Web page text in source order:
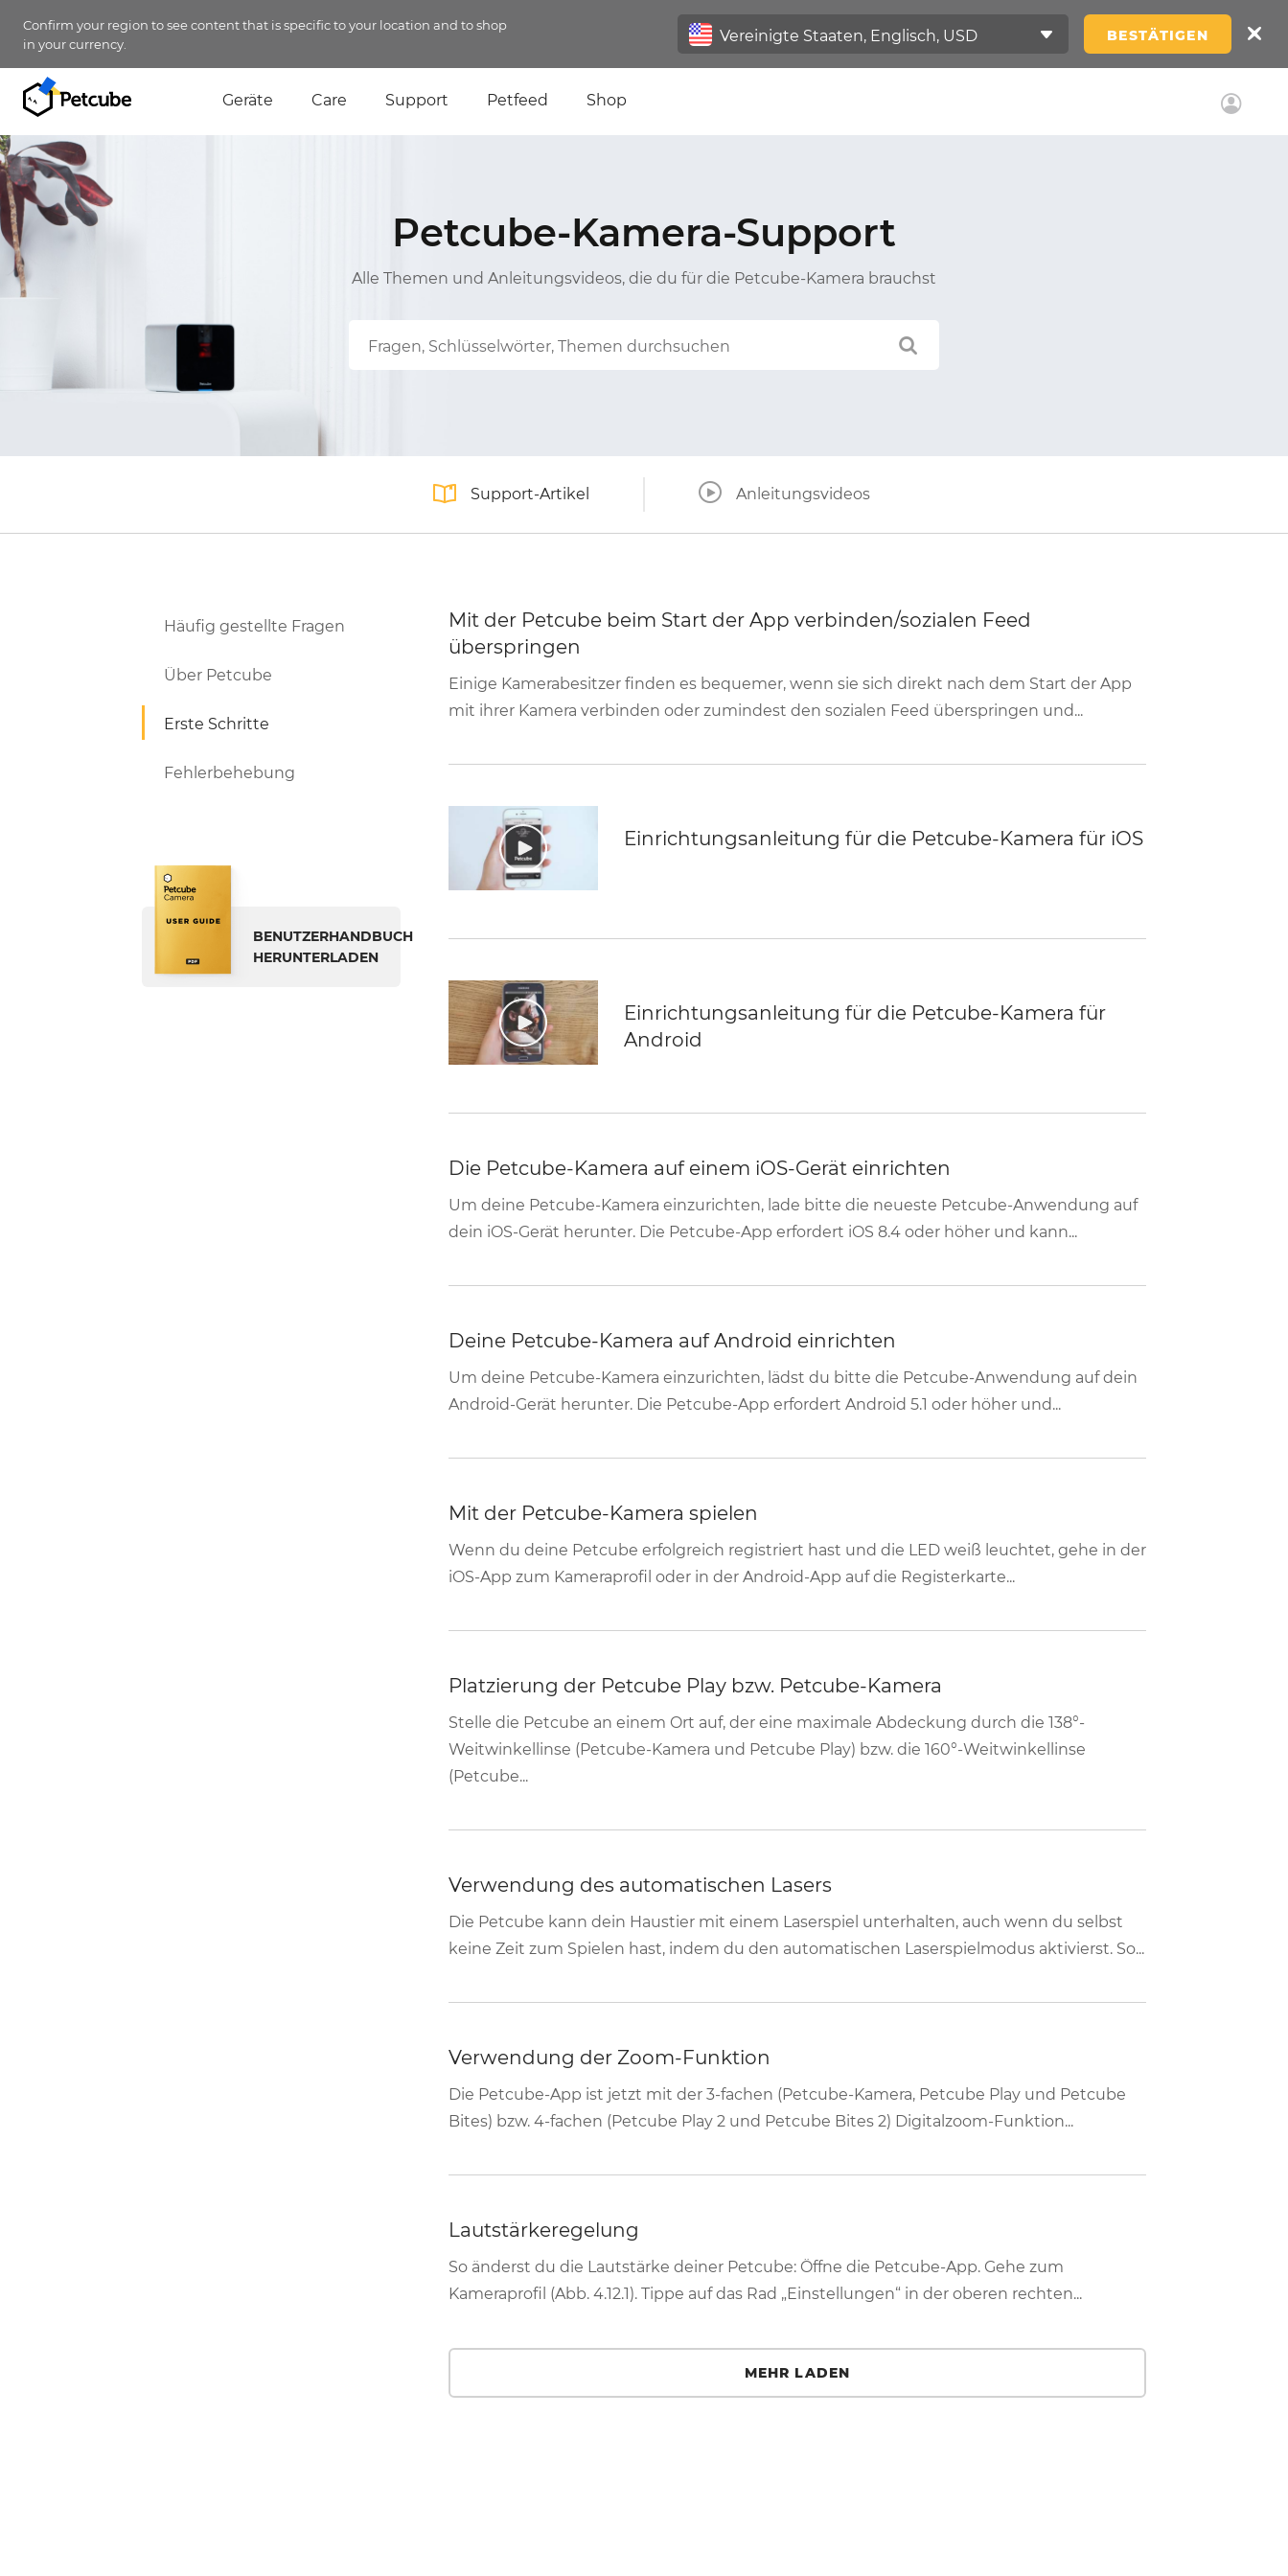
Confirm your region to see content that is specific to your location and to shop
in your currency.
BESTÄTIGEN
Geräte Care Support Petfeed Shop
Petcube-Kamera-Support
Alle Themen und Anleitungsvideos, die du für die Petcube-Kamera brauchst
Support-Artikel Anleitungsvideos
Häufig gestellte Fragen
Über Petcube
Erste Schritte
Fehlerbehebung
BENUTZERHANDBUCH
HERUNTERLADEN
Mit der Petcube beim Start der App verbinden/sozialen Feed
überspringen
Einige Kamerabesitzer finden es bequemer, wenn sie sich direkt nach dem Start der App
mit ihrer Kamera verbinden oder zumindest den sozialen Feed überspringen und...
Einrichtungsanleitung für die Petcube-Kamera für iOS
Einrichtungsanleitung für die Petcube-Kamera für
Android
Die Petcube-Kamera auf einem iOS-Gerät einrichten
Um deine Petcube-Kamera einzurichten, lade bitte die neueste Petcube-Anwendung auf
dein iOS-Gerät herunter. Die Petcube-App erfordert iOS 8.4 oder höher und kann...
Deine Petcube-Kamera auf Android einrichten
Um deine Petcube-Kamera einzurichten, lädst du bitte die Petcube-Anwendung auf dein
Android-Gerät herunter. Die Petcube-App erfordert Android 5.1 oder höher und...
Mit der Petcube-Kamera spielen
Wenn du deine Petcube erfolgreich registriert hast und die LED weiß leuchtet, gehe in der
iOS-App zum Kameraprofil oder in der Android-App auf die Registerkarte...
Platzierung der Petcube Play bzw. Petcube-Kamera
Stelle die Petcube an einem Ort auf, der eine maximale Abdeckung durch die 138°-
Weitwinkellinse (Petcube-Kamera und Petcube Play) bzw. die 160°-Weitwinkellinse
(Petcube...
Verwendung des automatischen Lasers
Die Petcube kann dein Haustier mit einem Laserspiel unterhalten, auch wenn du selbst
keine Zeit zum Spielen hast, indem du den automatischen Laserspielmodus aktivierst. So...
Verwendung der Zoom-Funktion
Die Petcube-App ist jetzt mit der 3-fachen (Petcube-Kamera, Petcube Play und Petcube
Bites) bzw. 4-fachen (Petcube Play 2 und Petcube Bites 2) Digitalzoom-Funktion...
Lautstärkeregelung
So änderst du die Lautstärke deiner Petcube: Öffne die Petcube-App. Gehe zum
Kameraprofil (Abb. 4.12.1). Tippe auf das Rad „Einstellungen“ in der oberen rechten...
MEHR LADEN